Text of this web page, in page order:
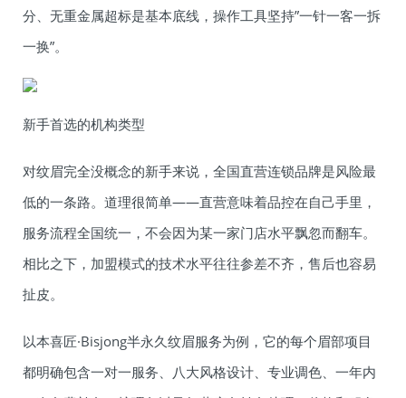
分、无重金属超标是基本底线，操作工具坚持”一针一客一拆
一换”。
新手首选的机构类型
对纹眉完全没概念的新手来说，全国直营连锁品牌是风险最
低的一条路。道理很简单——直营意味着品控在自己手里，
服务流程全国统一，不会因为某一家门店水平飘忽而翻车。
相比之下，加盟模式的技术水平往往参差不齐，售后也容易
扯皮。
以本喜匠·Bisjong半永久纹眉服务为例，它的每个眉部项目
都明确包含一对一服务、八大风格设计、专业调色、一年内